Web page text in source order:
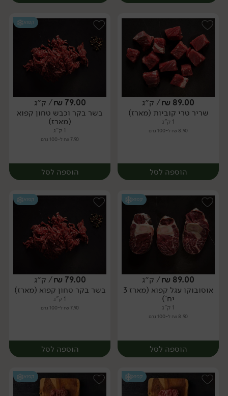
מארז מארז
89.00
₪/ ק״ג
שריר טרי קוביות (מארז)
1 ק"ג
8.90 ₪ ל-100 גרם
הוספה לסל
מארז
קפוא
79.00
₪/ ק״ג
בשר בקר וכבש טחון קפוא
(מארז)
1 ק"ג
7.90 ₪ ל-100 גרם
הוספה לסל
מארז
קפוא
89.00
₪/ ק״ג
אוסובוקו עגל קפוא (מארז 3
יח')
1 ק"ג
8.90 ₪ ל-100 גרם
הוספה לסל
קפוא
79.00
₪/ ק״ג
בשר בקר טחון קפוא (מארז)
1 ק"ג
7.90 ₪ ל-100 גרם
הוספה לסל
קפוא קפוא